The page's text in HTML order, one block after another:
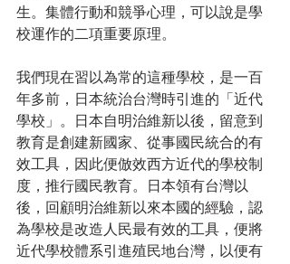
生。集體行動和競爭心理，可以說是學
校運作的二項重要原理。
我們現在習以為常的這種學校，是一百
年多前，日本統治台灣時引進的「近代
學校」。日本自明治維新以後，留意到
教育是創建新國家、從事國民統合的有
效工具，因此便倣效西方近代的學校制
度，推行國民教育。日本領有台灣以
後，回顧明治維新以來本國的經驗，認
為學校是改造人民最有效的工具，便將
近代學校體系引進殖民地台灣，以便有